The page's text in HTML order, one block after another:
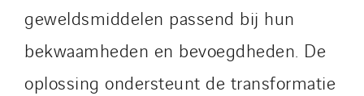
geweldsmiddelen passend bij hun
bekwaamheden en bevoegdheden. De
oplossing ondersteunt de transformatie
Maksmacht
Masselin Fabrication
Masselin Grand Ouest